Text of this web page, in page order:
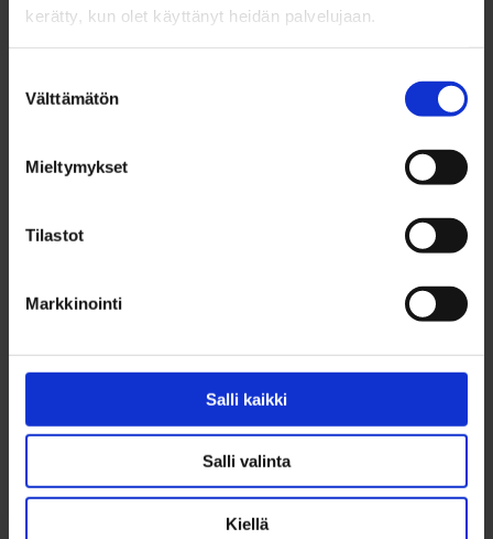
kerätty, kun olet käyttänyt heidän palvelujaan.
valinta
Välttämätön
Mieltymykset
Tilastot
Markkinointi
Salli kaikki
Salli valinta
Kiellä
tammikuu 2024
marraskuu 2023
lokakuu 2023
elokuu 2023
maaliskuu 2023
tammikuu 2023
joulukuu 2022
lokakuu 2022
syyskuu 2022
elokuu 2022